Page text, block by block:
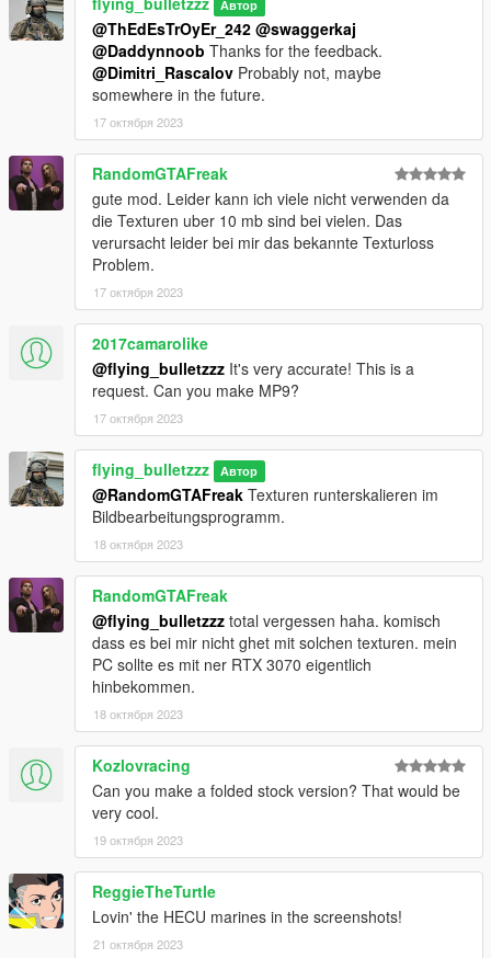
Автор
@ThEdEsTrOyEr_242 @swaggerkaj
@Daddynnoob Thanks for the feedback.
@Dimitri_Rascalov Probably not, maybe
somewhere in the future.
17 октября 2023
RandomGTAFreak
gute mod. Leider kann ich viele nicht verwenden da
die Texturen uber 10 mb sind bei vielen. Das
verursacht leider bei mir das bekannte Texturloss
Problem.
17 октября 2023
2017camarolike
@flying_bulletzzz It's very accurate! This is a
request. Can you make MP9?
17 октября 2023
flying_bulletzzz Автор
@RandomGTAFreak Texturen runterskalieren im
Bildbearbeitungsprogramm.
18 октября 2023
RandomGTAFreak
@flying_bulletzzz total vergessen haha. komisch
dass es bei mir nicht ghet mit solchen texturen. mein
PC sollte es mit ner RTX 3070 eigentlich
hinbekommen.
18 октября 2023
Kozlovracing
Can you make a folded stock version? That would be
very cool.
19 октября 2023
ReggieTheTurtle
Lovin' the HECU marines in the screenshots!
21 октября 2023